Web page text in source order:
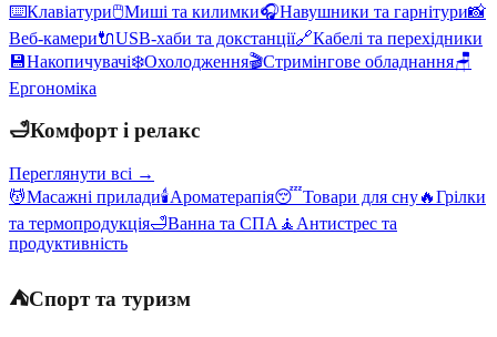
⌨️Клавіатури🖱️Миші та килимки🎧Навушники та гарнітури📸
Веб-камери🔌USB-хаби та докстанції🔗Кабелі та перехідники
💾Накопичувачі❄️Охолодження🎬Стримінгове обладнання🪑
Ергономіка
🛁Комфорт і релакс
Переглянути всі →
💆Масажні прилади🕯️Ароматерапія😴Товари для сну🔥Грілки
та термопродукція🛁Ванна та СПА 🧘 Антистрес та
продуктивність
⛺Спорт та туризм